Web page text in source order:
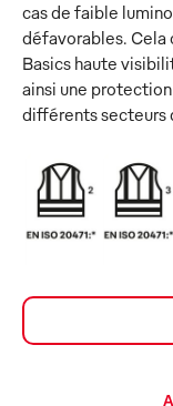
cas de faible
défavorables. Cela
Basics haute
ainsi une
différents secteurs